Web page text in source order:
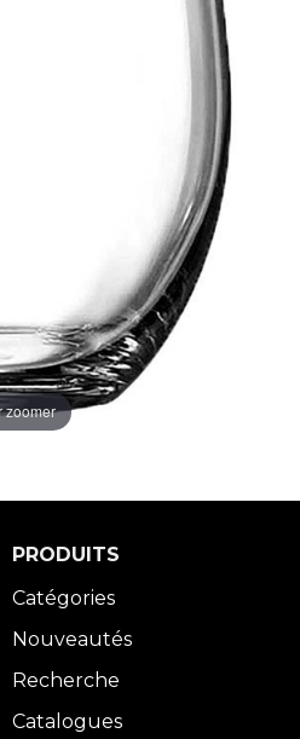
zoomer
PRODUITS
Catégories
Nouveautés
Recherche
Catalogues